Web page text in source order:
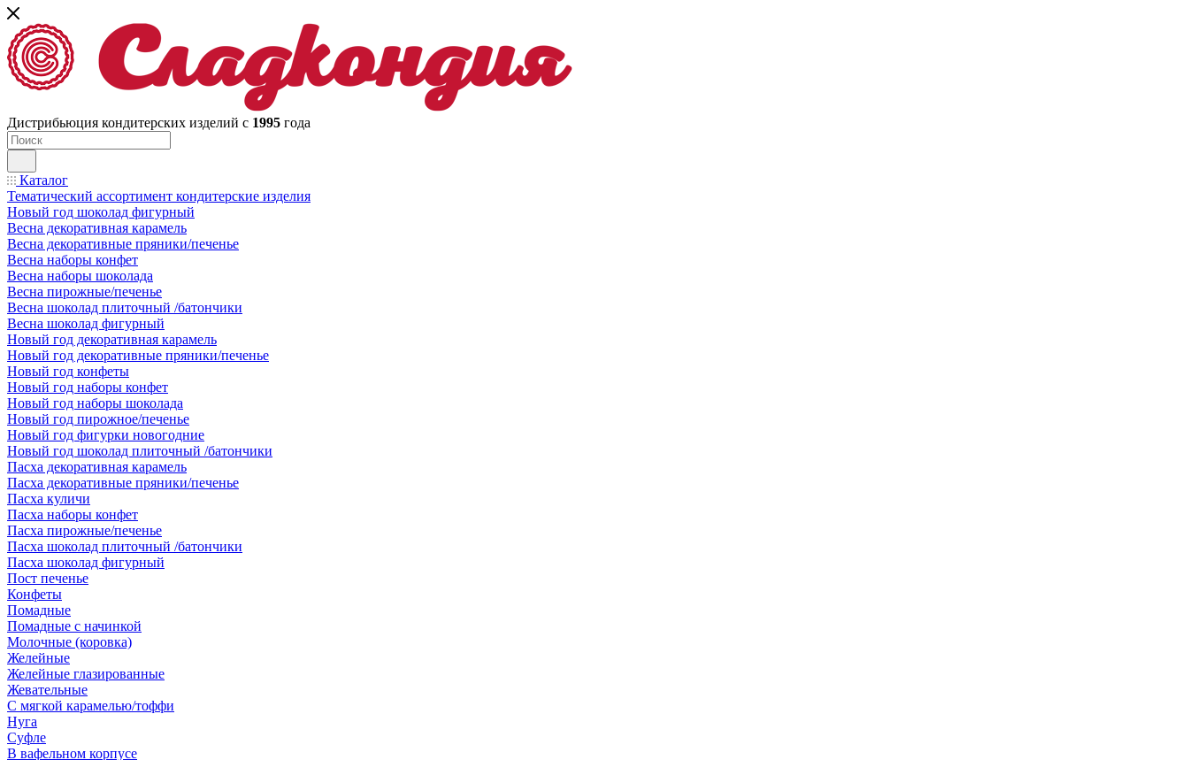
Дистрибьюция кондитерских изделий с 1995 года
Каталог
Тематический ассортимент кондитерские изделия
Новый год шоколад фигурный
Весна декоративная карамель
Весна декоративные пряники/печенье
Весна наборы конфет
Весна наборы шоколада
Весна пирожные/печенье
Весна шоколад плиточный /батончики
Весна шоколад фигурный
Новый год декоративная карамель
Новый год декоративные пряники/печенье
Новый год конфеты
Новый год наборы конфет
Новый год наборы шоколада
Новый год пирожное/печенье
Новый год фигурки новогодние
Новый год шоколад плиточный /батончики
Пасха декоративная карамель
Пасха декоративные пряники/печенье
Пасха куличи
Пасха наборы конфет
Пасха пирожные/печенье
Пасха шоколад плиточный /батончики
Пасха шоколад фигурный
Пост печенье
Конфеты
Помадные
Помадные с начинкой
Молочные (коровка)
Желейные
Желейные глазированные
Жевательные
С мягкой карамелью/тоффи
Нуга
Суфле
В вафельном корпусе